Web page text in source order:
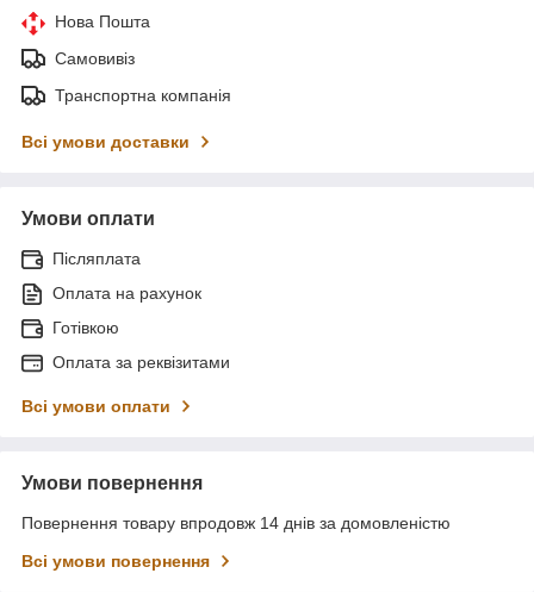
Нова Пошта
Самовивіз
Транспортна компанія
Всі умови доставки
Умови оплати
Післяплата
Оплата на рахунок
Готівкою
Оплата за реквізитами
Всі умови оплати
Умови повернення
Повернення товару впродовж 14 днів за домовленістю
Всі умови повернення